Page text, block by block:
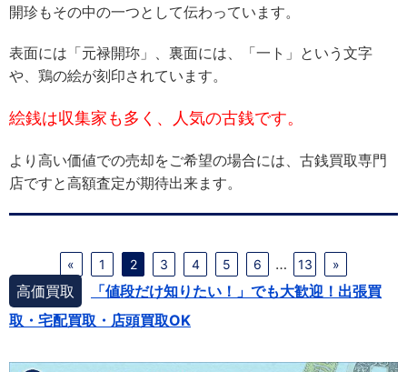
開珍もその中の一つとして伝わっています。
表面には「元禄開珎」、裏面には、「一ト」という文字
や、鶏の絵が刻印されています。
絵銭は収集家も多く、人気の古銭です。
より高い価値での売却をご希望の場合には、古銭買取専門
店ですと高額査定が期待出来ます。
« 1 2 3 4 5 6 … 13 »
高価買取
「値段だけ知りたい！」でも大歓迎！出張買
取・宅配買取・店頭買取OK